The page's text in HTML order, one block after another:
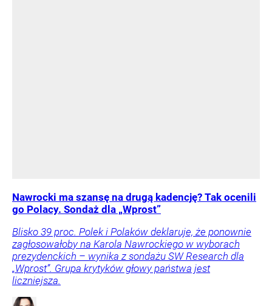
Nawrocki ma szansę na drugą kadencję? Tak ocenili
go Polacy. Sondaż dla „Wprost”
Blisko 39 proc. Polek i Polaków deklaruje, że ponownie
zagłosowałoby na Karola Nawrockiego w wyborach
prezydenckich – wynika z sondażu SW Research dla
„Wprost”. Grupa krytyków głowy państwa jest
liczniejsza.